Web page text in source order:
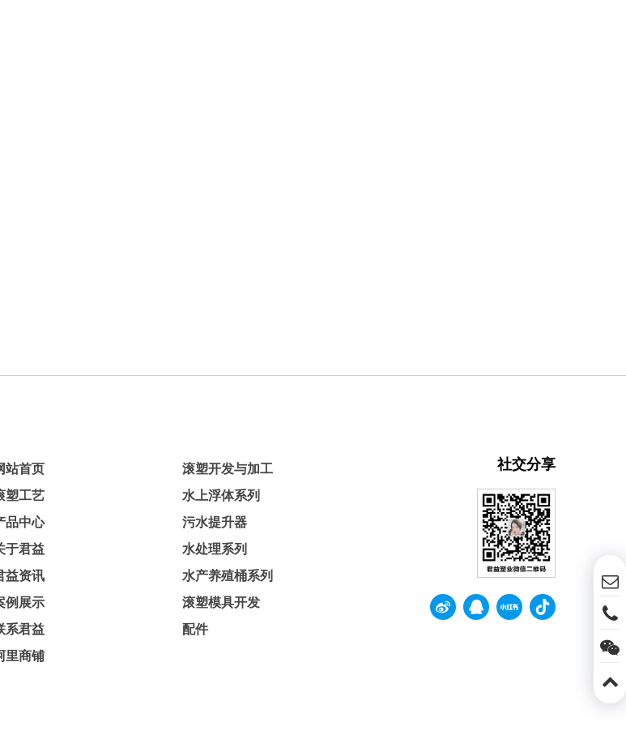
站首页
塑工艺
品中心
于君益
益资讯
例展示
系君益
里商铺
滚塑开发与加工
水上浮体系列
污水提升器
水处理系列
水产养殖桶系列
滚塑模具开发
配件
社交分享